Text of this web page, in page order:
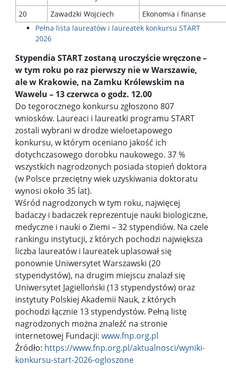
20
Zawadzki Wojciech
Ekonomia i finanse
Pełna lista laureatów i laureatek konkursu START
2026
Stypendia START zostaną uroczyście wręczone –
w tym roku po raz pierwszy nie w Warszawie,
ale w Krakowie, na Zamku Królewskim na
Wawelu – 13 czerwca o godz. 12.00
Do tegorocznego konkursu zgłoszono 807
wniosków. Laureaci i laureatki programu START
zostali wybrani w drodze wieloetapowego
konkursu, w którym oceniano jakość ich
dotychczasowego dorobku naukowego. 37 %
wszystkich nagrodzonych posiada stopień doktora
(w Polsce przeciętny wiek uzyskiwania doktoratu
wynosi około 35 lat).
Wśród nagrodzonych w tym roku, najwięcej
badaczy i badaczek reprezentuje nauki biologiczne,
medyczne i nauki o Ziemi – 32 stypendiów. Na czele
rankingu instytucji, z których pochodzi największa
liczba laureatów i laureatek uplasował się
ponownie Uniwersytet Warszawski (20
stypendystów), na drugim miejscu znalazł się
Uniwersytet Jagielloński (13 stypendystów) oraz
instytuty Polskiej Akademii Nauk, z których
pochodzi łącznie 13 stypendystów. Pełną listę
nagrodzonych można znaleźć na stronie
internetowej Fundacji: www.fnp.org.pl
Źródło: https://www.fnp.org.pl/aktualnosci/wyniki-
konkursu-start-2026-ogloszone